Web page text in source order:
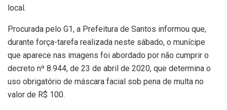
local.
Procurada pelo G1, a Prefeitura de Santos informou que,
durante força-tarefa realizada neste sábado, o munícipe
que aparece nas imagens foi abordado por não cumprir o
decreto nº 8.944, de 23 de abril de 2020, que determina o
uso obrigatório de máscara facial sob pena de multa no
valor de R$ 100.